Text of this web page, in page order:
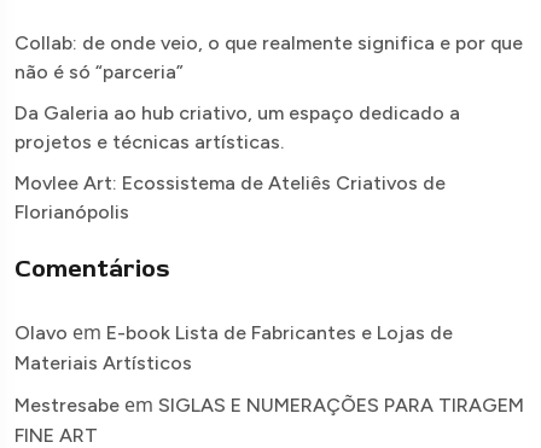
Collab: de onde veio, o que realmente significa e por que
não é só “parceria”
Da Galeria ao hub criativo, um espaço dedicado a
projetos e técnicas artísticas.
Movlee Art: Ecossistema de Ateliês Criativos de
Florianópolis
Comentários
Olavo em E-book Lista de Fabricantes e Lojas de
Materiais Artísticos
Mestresabe em SIGLAS E NUMERAÇÕES PARA TIRAGEM
FINE ART